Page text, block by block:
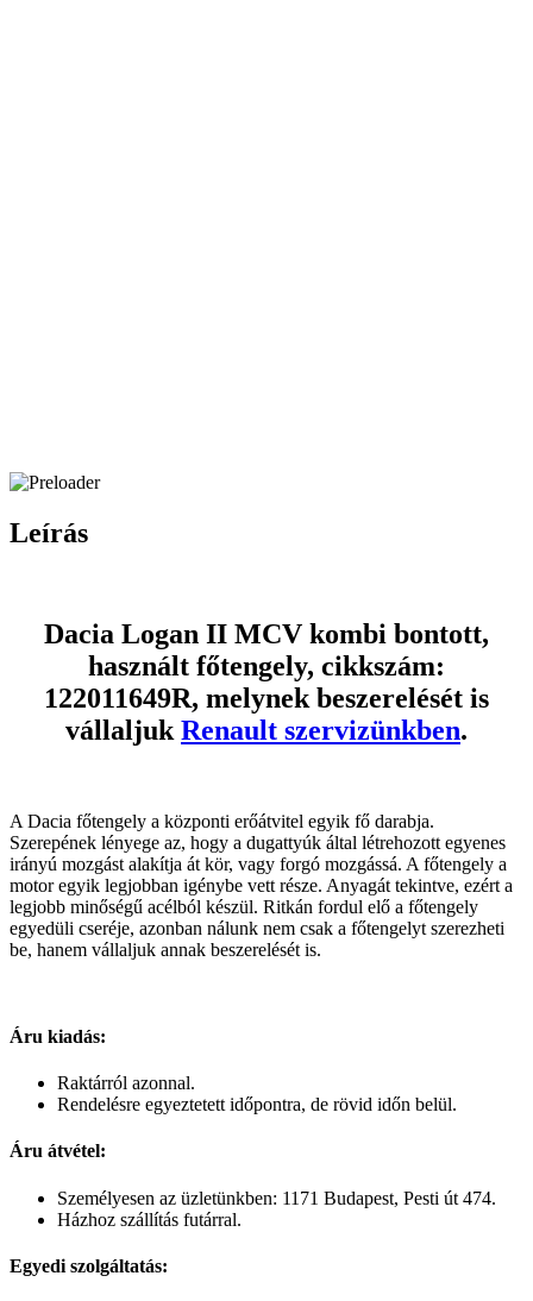
Leírás
Dacia Logan II MCV kombi bontott,
használt főtengely, cikkszám:
122011649R, melynek beszerelését is
vállaljuk Renault szervizünkben.
A Dacia főtengely a központi erőátvitel egyik fő darabja.
Szerepének lényege az, hogy a dugattyúk által létrehozott egyenes
irányú mozgást alakítja át kör, vagy forgó mozgássá. A főtengely a
motor egyik legjobban igénybe vett része. Anyagát tekintve, ezért a
legjobb minőségű acélból készül. Ritkán fordul elő a főtengely
egyedüli cseréje, azonban nálunk nem csak a főtengelyt szerezheti
be, hanem vállaljuk annak beszerelését is.
Áru kiadás:
Raktárról azonnal.
Rendelésre egyeztetett időpontra, de rövid időn belül.
Áru átvétel:
Személyesen az üzletünkben: 1171 Budapest, Pesti út 474.
Házhoz szállítás futárral.
Egyedi szolgáltatás: